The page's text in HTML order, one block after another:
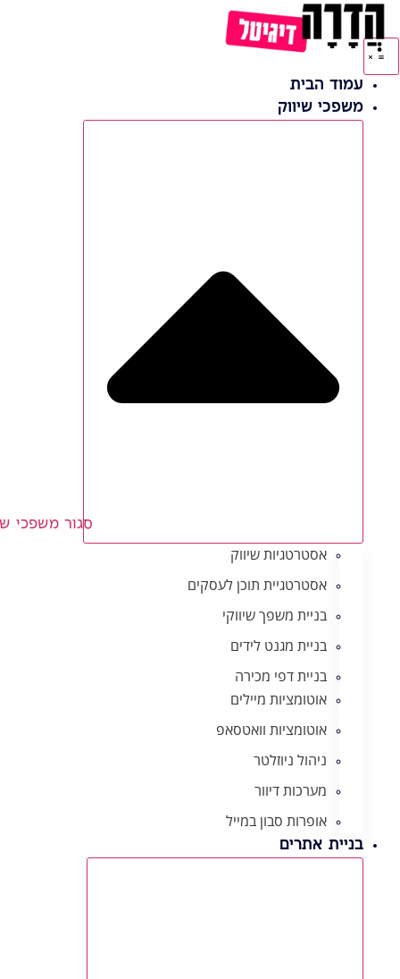
דלג
עמוד הבית
משפכי שיווק
סגור משפכי
אסטרטגיות שיווק
אסטרטגיית תוכן לעסקים
בניית משפך שיווקי
בניית מגנט לידים
בניית דפי מכירה
אוטומציות מיילים
אוטומציות וואטסאפ
ניהול ניוזלטר
מערכות דיוור
אופרות סבון במייל
בניית אתרים